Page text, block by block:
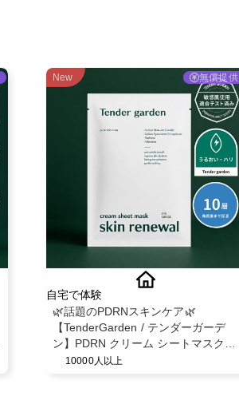
New 無償提供
自宅で体験
🌿話題のPDRNスキンケア🌿
【TenderGarden / テンダーガーデ
ン】PDRN クリーム シートマスク
30g × 5枚 モニター募集✨
10000人以上